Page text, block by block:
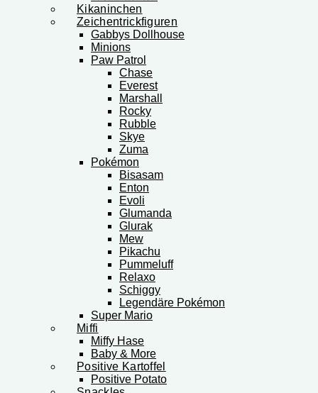
Kikaninchen
Zeichentrickfiguren
Gabbys Dollhouse
Minions
Paw Patrol
Chase
Everest
Marshall
Rocky
Rubble
Skye
Zuma
Pokémon
Bisasam
Enton
Evoli
Glumanda
Glurak
Mew
Pikachu
Pummeluff
Relaxo
Schiggy
Legendäre Pokémon
Super Mario
Miffi
Miffy Hase
Baby & More
Positive Kartoffel
Positive Potato